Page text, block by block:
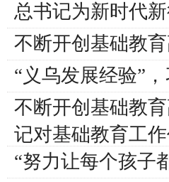
总书记为新时代
不断开创基础教
“义乌发展经验”
不断开创基础教
记对基础教育工
“努力让每个孩子